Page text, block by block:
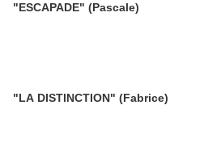
"ESCAPADE" (Pascale)
"LA DISTINCTION" (Fabrice)